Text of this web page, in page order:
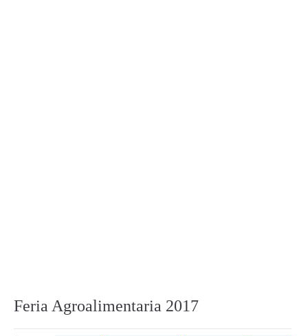
Feria Agroalimentaria 2017